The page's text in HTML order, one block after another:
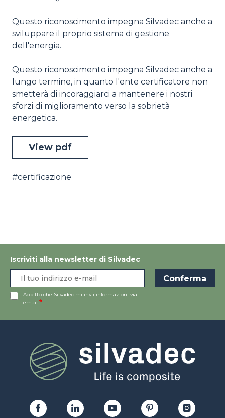
Questo riconoscimento impegna Silvadec anche a
sviluppare il proprio sistema di gestione
dell'energia.
Questo riconoscimento impegna Silvadec anche a
lungo termine, in quanto l'ente certificatore non
smetterà di incoraggiarci a mantenere i nostri
sforzi di miglioramento verso la sobrietà
energetica.
View pdf
#certificazione
Iscriviti alla newsletter di Silvadec
Accetto che Silvadec mi invii informazioni via
email